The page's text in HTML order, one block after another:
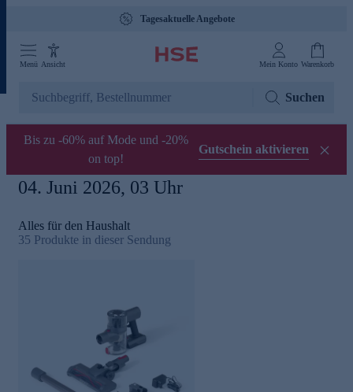
Tagesaktuelle Angebote
Menü Ansicht Mein Konto Warenkorb
Suchen
Bis zu -60% auf Mode und -20%
on top!
Gutschein aktivieren
04. Juni 2026, 03 Uhr
Alles für den Haushalt
35 Produkte in dieser Sendung